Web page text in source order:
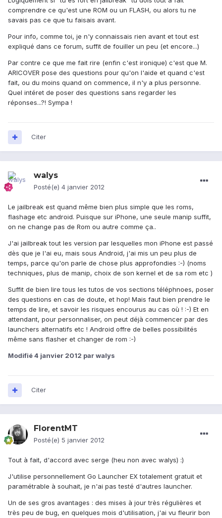
comprendre ce qu'est une ROM ou un FLASH, ou alors tu ne
savais pas ce que tu faisais avant.
Pour info, comme toi, je n'y connaissais rien avant et tout est
expliqué dans ce forum, suffit de fouiller un peu (et encore...)
Par contre ce que me fait rire (enfin c'est ironique) c'est que M.
ARICOVER pose des questions pour qu'on l'aide et quand c'est
fait, ou du moins quand on commence, il n'y a plus personne.
Quel intéret de poser des questions sans regarder les
réponses...?! Sympa !
Citer
walys
Posté(e) 4 janvier 2012
Le jailbreak est quand même bien plus simple que les roms,
flashage etc android. Puisque sur iPhone, une seule manip suffit,
on ne change pas de Rom ou autre comme ça..
J'ai jailbreak tout les version par lesquelles mon iPhone est passé
dès que je l'ai eu, mais sous Android, j'ai mis un peu plus de
temps, parce qu'on parle de chose plus approfondies :-) (noms
techniques, plus de manip, choix de son kernel et de sa rom etc )
Suffit de bien lire tous les tutos de vos sections téléphnoes, poser
des questions en cas de doute, et hop! Mais faut bien prendre le
temps de lire, et savoir les risques encourus au cas où ! :-) Et en
attendant, pour personnaliser, on peut déjà commencer par des
launchers alternatifs etc ! Android offre de belles possibilités
même sans flasher et changer de rom :-)
Modifié4 janvier 2012 par walys
Citer
FlorentMT
Posté(e) 5 janvier 2012
Tout à fait, d'accord avec serge (heu non avec walys) :)
J'utilise personnellement Go Launcher EX totalement gratuit et
paramétrable à souhait, je n'ai pas testé d'autres launcher.
Un de ses gros avantages : des mises à jour très régulières et
très peu de bug, en quelques mois d'utilisation, j'ai vu fleurir bon